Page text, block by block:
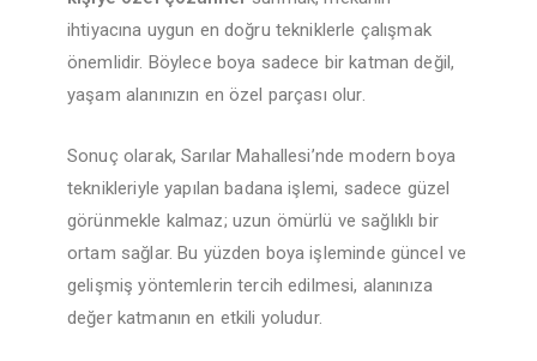
ihtiyacına uygun en doğru tekniklerle çalışmak
önemlidir. Böylece boya sadece bir katman değil,
yaşam alanınızın en özel parçası olur.
Sonuç olarak, Sarılar Mahallesi’nde modern boya
teknikleriyle yapılan badana işlemi, sadece güzel
görünmekle kalmaz; uzun ömürlü ve sağlıklı bir
ortam sağlar. Bu yüzden boya işleminde güncel ve
gelişmiş yöntemlerin tercih edilmesi, alanınıza
değer katmanın en etkili yoludur.